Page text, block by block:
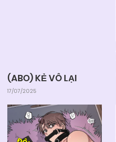
Chapter 79
Chapter 78 04/06/2025
(ABO) KẺ VÔ LẠI
17/07/2025